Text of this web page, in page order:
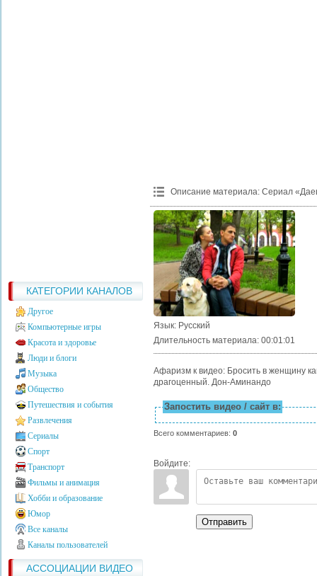
КАТЕГОРИИ КАНАЛОВ
Другое
Компьютерные игры
Красота и здоровье
Люди и блоги
Музыка
Общество
Путешествия и события
Развлечения
Сериалы
Спорт
Транспорт
Фильмы и анимация
Хобби и образование
Юмор
Все каналы
Каналы пользователей
АССОЦИАЦИИ ВИДЕО
Описание материала: Сериал
Язык: Русский
Длительность материала: 00:01:01
Афаризм к видео: Бросить в женщину
драгоценный. Дон-Аминандо
Запостить видео / сайт в:
Всего комментариев: 0
Войдите:
Отправить